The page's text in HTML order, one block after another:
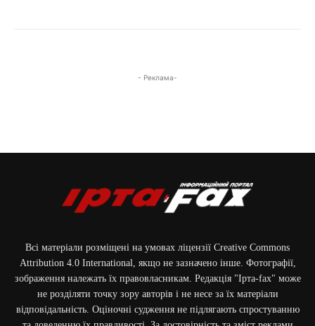
- Реклама-
Всі матеріали розміщені на умовах ліцензії Creative Commons
Attribution 4.0 International, якщо не зазначено інше. Фотографії,
зображення належать їх правовласникам. Редакція "Ірта-fax" може
не розділяти точку зору авторів і не несе за їх матеріали
відповідальність. Оціночні судження не підлягають спростуванню